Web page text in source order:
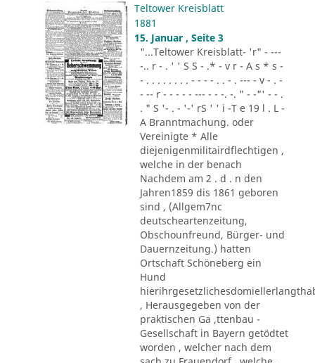
Teltower Kreisblatt
1881
15. Januar , Seite 3
"...Teltower Kreisblatt- 'r" - ---
-.. r - . ' ' S S - .* - v r - A s * s -
- . . . . . . . . - - - - . . - . --- - v - . -
- -- r - - - - - --- - - -. -. " - -"' - - .
. " S '- . - '-' rS ' ' i -T e 19 l . L -
A Branntmachung. oder
Vereinigte * Alle
diejenigenmilitairdflechtigen ,
welche in der benach
Nachdem am 2 . d . n den
Jahren1859 dis 1861 geboren
sind , (Allgem7nc
deutscheartenzeitung,
Obschounfreund, Bürger- und
Dauernzeitung.) hatten
Ortschaft Schöneberg ein
Hund
, Herausgegeben von der
praktischen Ga ,ttenbau -
Gesellschaft in Bayern getödtet
worden , welcher nach dem